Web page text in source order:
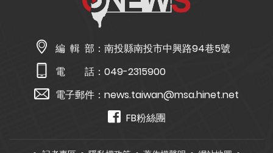
編 輯 部： 南投縣南投市中興路94巷5號
電 話： 049-2315900
電子郵件： news.taiwan@msa.hinet.net
FB粉絲團